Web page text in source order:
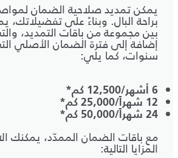
يمكن تمديد صلاحية الضمان
براحة البال. وبناءً على تفضيلاتك،
بين مجموعة من باقات التمديد،
سنوات، كما يلي:
6 أشهر/12,500 كم*
12 شهراً/25,000 كم*
24 شهراً/50,000 كم*
مع باقات الضمان الممدّد، يمكنك
المزايا التالية: